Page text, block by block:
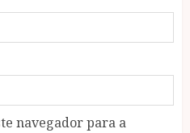
navegador para a